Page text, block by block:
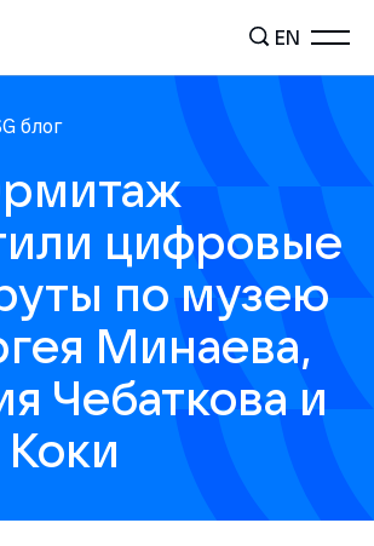
EN
блог
цифровые
по музею
Минаева,
Чебаткова и